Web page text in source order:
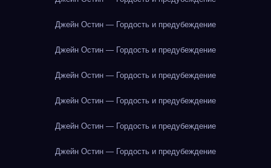
Джейн Остин — Гордость и предубеждение
Джейн Остин — Гордость и предубеждение
Джейн Остин — Гордость и предубеждение
Джейн Остин — Гордость и предубеждение
Джейн Остин — Гордость и предубеждение
Джейн Остин — Гордость и предубеждение